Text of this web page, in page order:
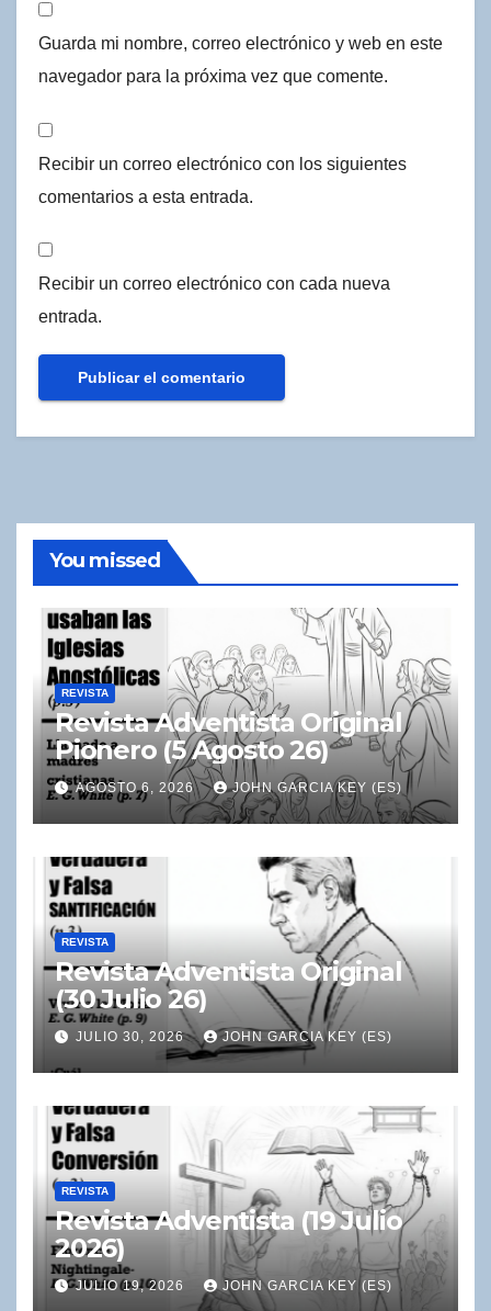
Guarda mi nombre, correo electrónico y web en este
navegador para la próxima vez que comente.
Recibir un correo electrónico con los siguientes
comentarios a esta entrada.
Recibir un correo electrónico con cada nueva
entrada.
You missed
REVISTA
Revista Adventista Original
Pionero (5 Agosto 26)
AGOSTO 6, 2026 JOHN GARCIA KEY (ES)
REVISTA
Revista Adventista Original
(30 Julio 26)
JULIO 30, 2026 JOHN GARCIA KEY (ES)
REVISTA
Revista Adventista (19 Julio
2026)
JULIO 19, 2026 JOHN GARCIA KEY (ES)